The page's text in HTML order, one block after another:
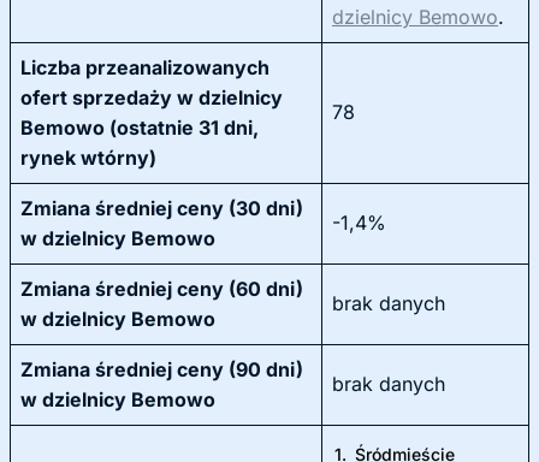
dzielnicy Bemowo.
Liczba przeanalizowanych
ofert sprzedaży w dzielnicy
Bemowo (ostatnie 31 dni,
rynek wtórny)
78
Zmiana średniej ceny (30 dni)
w dzielnicy Bemowo
-1,4%
Zmiana średniej ceny (60 dni)
w dzielnicy Bemowo
brak danych
Zmiana średniej ceny (90 dni)
w dzielnicy Bemowo
brak danych
1. Śródmieście